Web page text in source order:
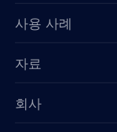
사용 사례
자료
회사